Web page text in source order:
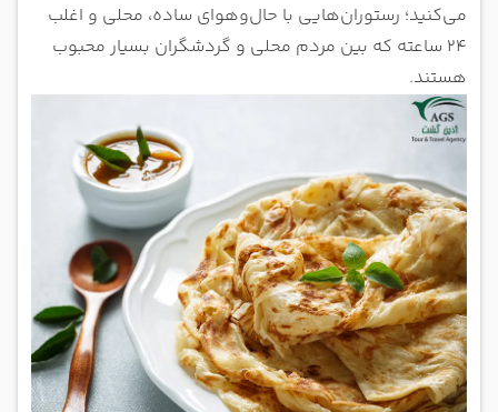
می‌کنید؛ رستوران‌هایی با حال‌وهوای ساده، محلی و اغلب
۲۴ ساعته که بین مردم محلی و گردشگران بسیار محبوب
هستند.